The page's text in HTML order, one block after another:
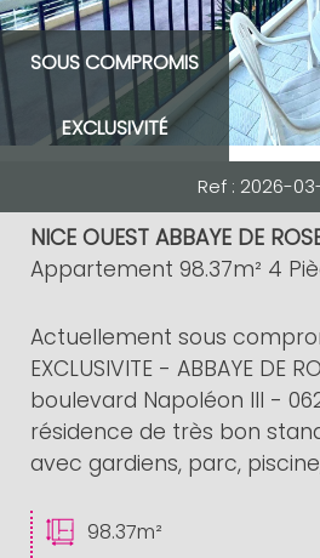
5KM 10KM 25KM
Critères
Piscine Parking Terrasse
SOUS COMPROMIS
EXCLUSIVITÉ
Ref : 2026-
NICE OUEST ABBAYE DE
Appartement 98.37m² 4
Actuellement sous
EXCLUSIVITE - ABBAYE DE
boulevard Napoléon III -
résidence de très bon
avec gardiens, parc,
98.37m²